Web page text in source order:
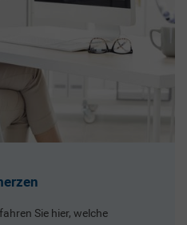
Sie hier, welche